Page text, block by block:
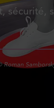
sécurité,
Roman